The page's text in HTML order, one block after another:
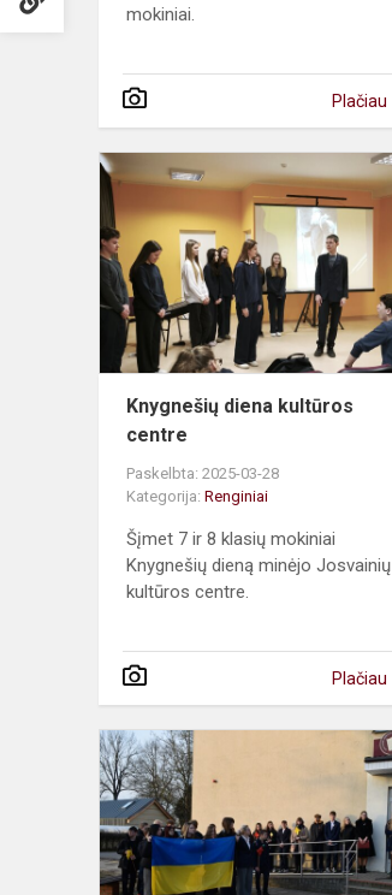
mokiniai.
Plačiau
Knygnešių diena kultūros
centre
Paskelbta: 2025-03-28
Kategorija: Renginiai
Šįmet 7 ir 8 klasių mokiniai
Knygnešių dieną minėjo Josvainių
kultūros centre.
Plačiau